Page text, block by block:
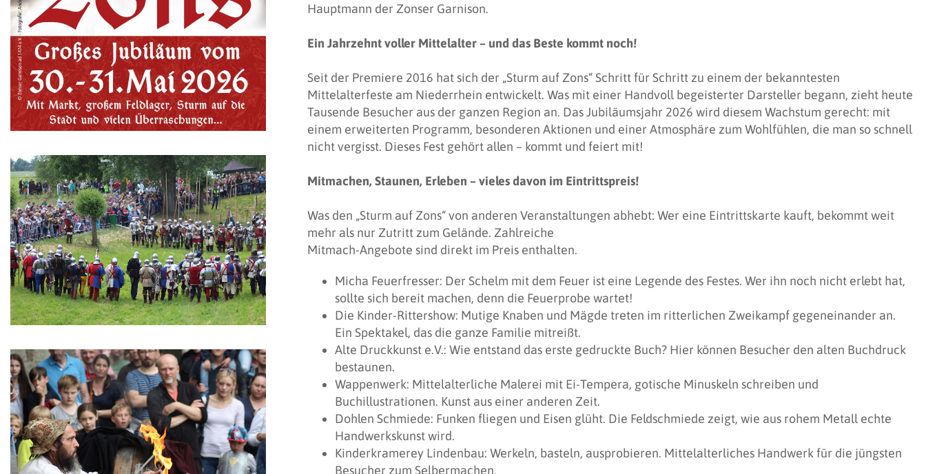
Hauptmann der Zonser Garnison.
Ein Jahrzehnt voller Mittelalter – und das Beste kommt noch!
Seit der Premiere 2016 hat sich der „Sturm auf Zons“ Schritt für Schritt zu einem der bekanntesten
Mittelalterfeste am Niederrhein entwickelt. Was mit einer Handvoll begeisterter Darsteller begann, zieht heute
Tausende Besucher aus der ganzen Region an. Das Jubiläumsjahr 2026 wird diesem Wachstum gerecht: mit
einem erweiterten Programm, besonderen Aktionen und einer Atmosphäre zum Wohlfühlen, die man so schnell
nicht vergisst. Dieses Fest gehört allen – kommt und feiert mit!
Mitmachen, Staunen, Erleben – vieles davon im Eintrittspreis!
Was den „Sturm auf Zons“ von anderen Veranstaltungen abhebt: Wer eine Eintrittskarte kauft, bekommt weit
mehr als nur Zutritt zum Gelände. Zahlreiche
Mitmach-Angebote sind direkt im Preis enthalten.
Micha Feuerfresser: Der Schelm mit dem Feuer ist eine Legende des Festes. Wer ihn noch nicht erlebt hat,
sollte sich bereit machen, denn die Feuerprobe wartet!
Die Kinder-Rittershow: Mutige Knaben und Mägde treten im ritterlichen Zweikampf gegeneinander an.
Ein Spektakel, das die ganze Familie mitreißt.
Alte Druckkunst e.V.: Wie entstand das erste gedruckte Buch? Hier können Besucher den alten Buchdruck
bestaunen.
Wappenwerk: Mittelalterliche Malerei mit Ei-Tempera, gotische Minuskeln schreiben und
Buchillustrationen. Kunst aus einer anderen Zeit.
Dohlen Schmiede: Funken fliegen und Eisen glüht. Die Feldschmiede zeigt, wie aus rohem Metall echte
Handwerkskunst wird.
Kinderkramerey Lindenbau: Werkeln, basteln, ausprobieren. Mittelalterliches Handwerk für die jüngsten
Besucher zum Selbermachen.